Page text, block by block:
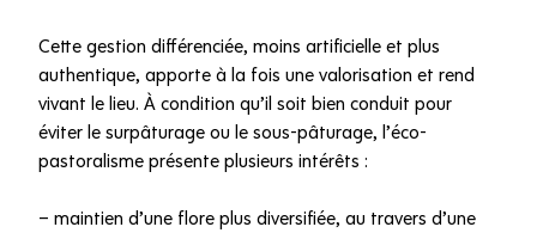
Cette gestion différenciée, moins artificielle et plus
authentique, apporte à la fois une valorisation et rend
vivant le lieu. À condition qu’il soit bien conduit pour
éviter le surpâturage ou le sous-pâturage, l’éco-
pastoralisme présente plusieurs intérêts :
– maintien d’une flore plus diversifiée, au travers d’une